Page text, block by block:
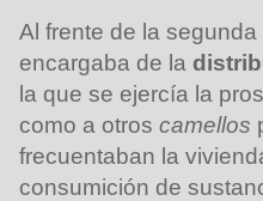
Al frente de la
encargaba de la
la que se ejercía la
como a otros camellos
frecuentaban la
consumición de